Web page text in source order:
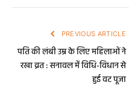
PREVIOUS ARTICLE
पति की लंबी उम्र के लिए महिलाओं ने
रखा व्रत : सनावल में विधि-विधान से
हुई वट पूजा